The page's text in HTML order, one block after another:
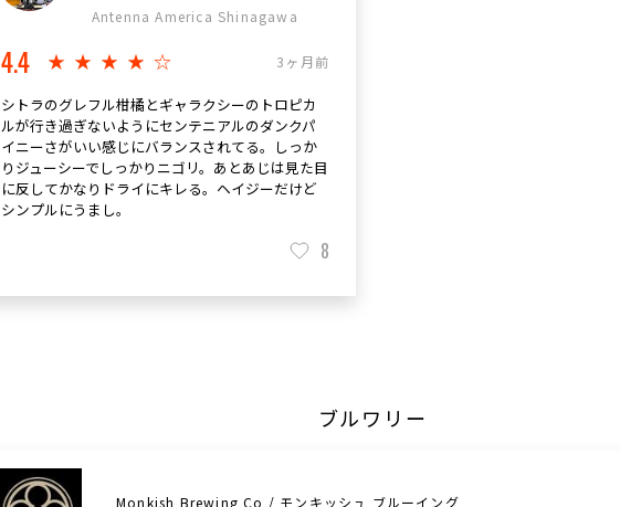
Antenna America Shinagawa
4.4 ★★★★☆ 3ヶ月前
シトラのグレフル柑橘とギャラクシーのトロピカ
ルが行き過ぎないようにセンテニアルのダンクパ
イニーさがいい感じにバランスされてる。しっか
りジューシーでしっかりニゴリ。あとあじは見た目
に反してかなりドライにキレる。ヘイジーだけど
シンプルにうまし。
8
ブルワリー
Monkish Brewing Co / モンキッシュ ブルーイング